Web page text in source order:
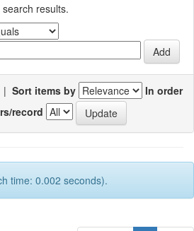
results.
| Sort items by
In order
record
time: 0.002 seconds).